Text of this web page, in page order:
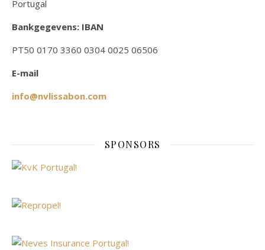
Portugal
Bankgegevens: IBAN
PT50 0170 3360 0304 0025 06506
E-mail
info@nvlissabon.com
SPONSORS